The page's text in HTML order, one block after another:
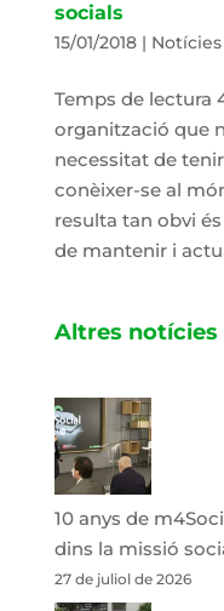
socials
15/01/2018| Notícies
Temps de lectura
organització que
necessitat de
conèixer-se al
resulta tan obvi
de mantenir i
Altres notícies
10 anys de
dins la missió
27 de juliol de 2026